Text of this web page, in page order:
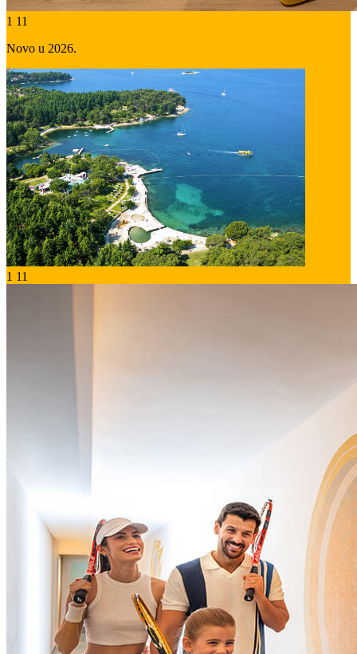
1 11
Novo u 2026.
1 11